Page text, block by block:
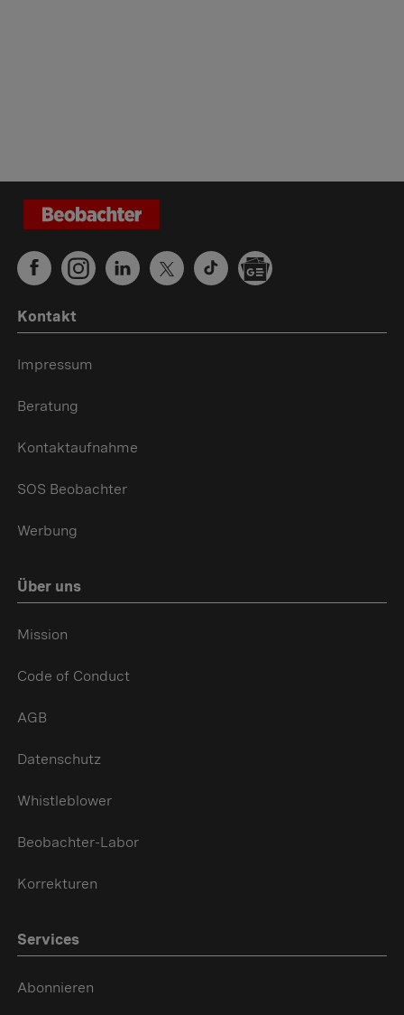
Kontakt
Impressum
Beratung
Kontaktaufnahme
SOS Beobachter
Werbung
Über uns
Mission
Code of Conduct
AGB
Datenschutz
Whistleblower
Beobachter-Labor
Korrekturen
Services
Abonnieren